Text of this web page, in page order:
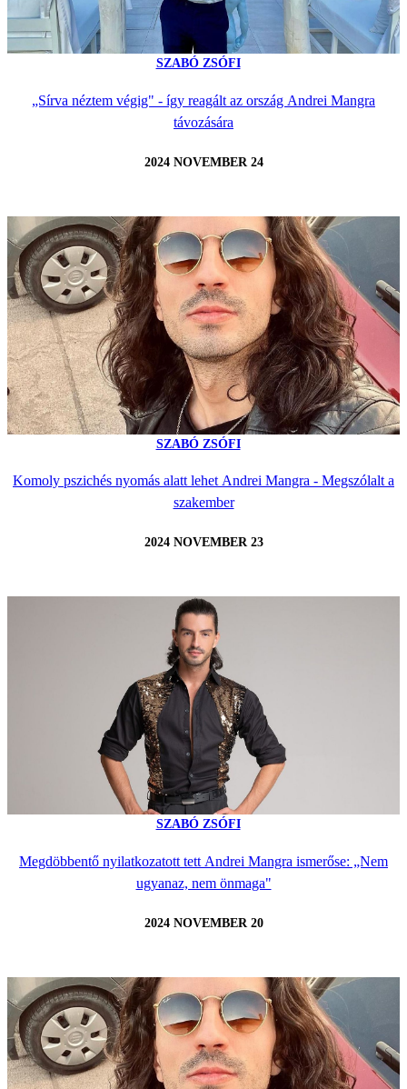
SZABÓ ZSÓFI
„Sírva néztem végig" - így reagált az ország Andrei Mangra
távozására
2024 NOVEMBER 24
SZABÓ ZSÓFI
Komoly pszichés nyomás alatt lehet Andrei Mangra - Megszólalt a
szakember
2024 NOVEMBER 23
SZABÓ ZSÓFI
Megdöbbentő nyilatkozatott tett Andrei Mangra ismerőse: „Nem
ugyanaz, nem önmaga"
2024 NOVEMBER 20